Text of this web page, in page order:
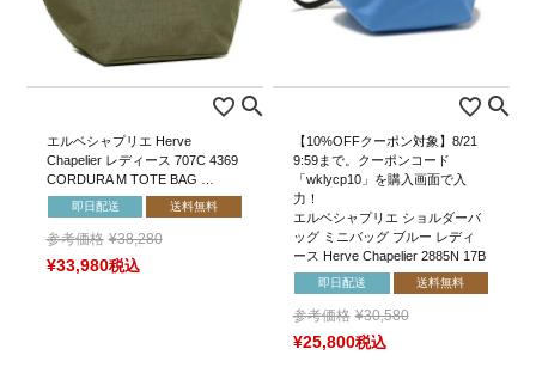
エルベシャプリエ Herve
Chapelier レディース 707C 4369
CORDURA M TOTE BAG …
即日配送 送料無料
参考価格 ¥38,280
¥33,980税込
【10%OFFクーポン対象】8/21
9:59まで。クーポンコード
「wklycp10」を購入画面で入
力！
エルベシャプリエ ショルダーバ
ッグ ミニバッグ ブルー レディ
ース Herve Chapelier 2885N 17B
即日配送 送料無料
参考価格 ¥30,580
¥25,800税込